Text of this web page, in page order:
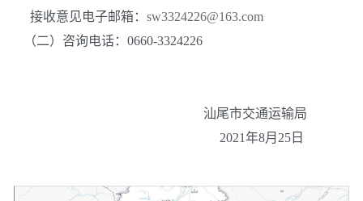
接收意见电子邮箱：sw3324226@163.com
（二）咨询电话：0660-3324226
汕尾市交通运输局
2021年8月25日